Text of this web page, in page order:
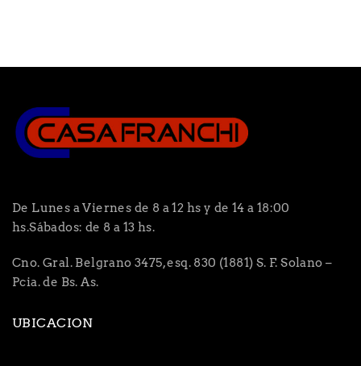
De Lunes a Viernes de 8 a 12 hs y de 14 a 18:00
hs.Sábados: de 8 a 13 hs.
Cno. Gral. Belgrano 3475, esq. 830 (1881) S. F. Solano –
Pcia. de Bs. As.
UBICACION